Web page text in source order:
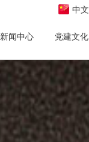
中文
新闻中心 党建文化